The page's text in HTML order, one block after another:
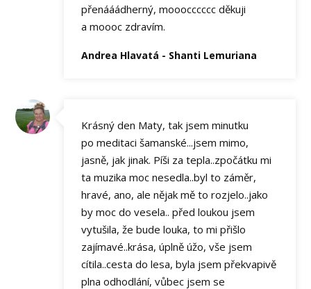
přenááádherný, mooocccccc děkuji
a moooc zdravím.
Andrea Hlavatá - Shanti Lemuriana
Krásný den Maty, tak jsem minutku
po meditaci šamanské...jsem mimo,
jasně, jak jinak. Píši za tepla..zpočátku mi
ta muzika moc nesedla..byl to záměr,
hravé, ano, ale nějak mě to rozjelo..jako
by moc do vesela.. před loukou jsem
vytušila, že bude louka, to mi přišlo
zajímavé..krása, úplně úžo, vše jsem
cítila..cesta do lesa, byla jsem překvapivě
plna odhodlání, vůbec jsem se